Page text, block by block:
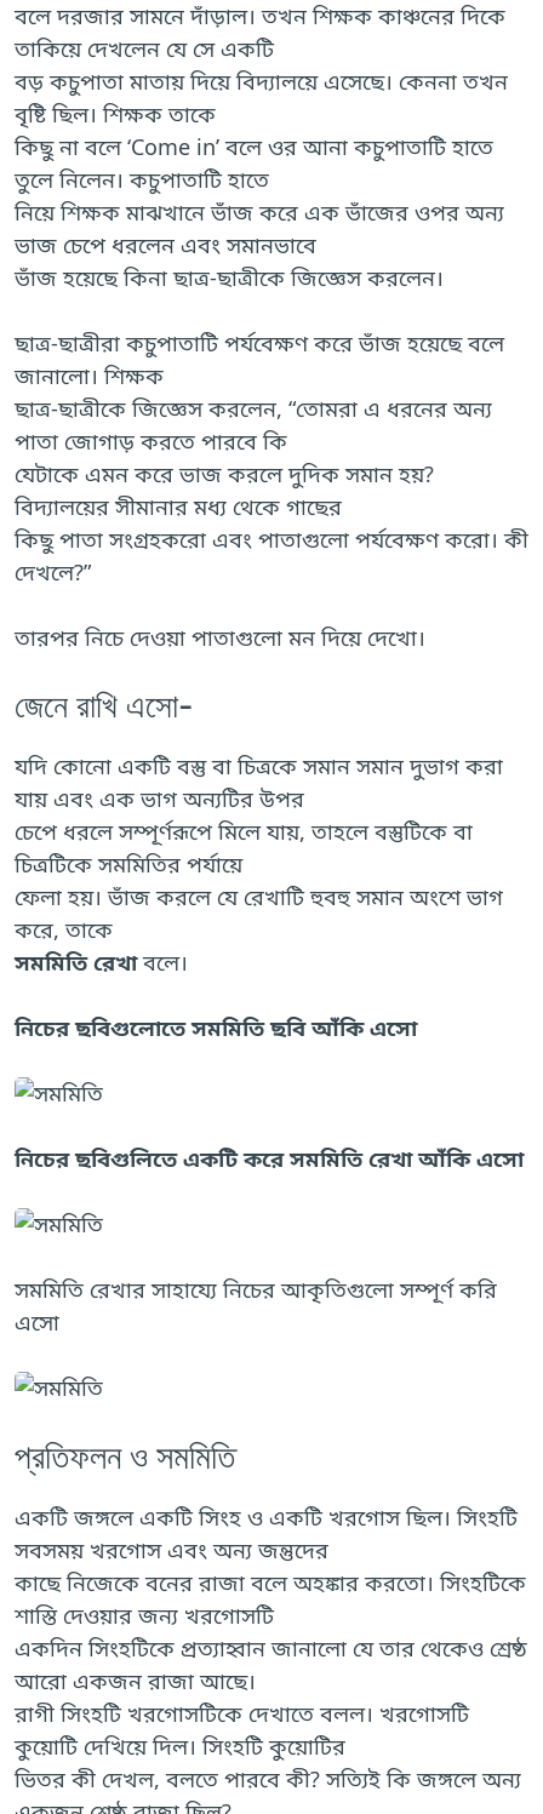
বলে দরজার সামনে দাঁড়াল। তখন শিক্ষক কাঞ্চনের দিকে
তাকিয়ে দেখলেন যে সে একটি
বড় কচুপাতা মাতায় দিয়ে বিদ্যালয়ে এসেছে। কেননা তখন
বৃষ্টি ছিল। শিক্ষক তাকে
কিছু না বলে ‘Come in’ বলে ওর আনা কচুপাতাটি হাতে
তুলে নিলেন। কচুপাতাটি হাতে
নিয়ে শিক্ষক মাঝখানে ভাঁজ করে এক ভাঁজের ওপর অন্য
ভাজ চেপে ধরলেন এবং সমানভাবে
ভাঁজ হয়েছে কিনা ছাত্র-ছাত্রীকে জিজ্ঞেস করলেন।
ছাত্র-ছাত্রীরা কচুপাতাটি পর্যবেক্ষণ করে ভাঁজ হয়েছে বলে
জানালো। শিক্ষক
ছাত্র-ছাত্রীকে জিজ্ঞেস করলেন, “তোমরা এ ধরনের অন্য
পাতা জোগাড় করতে পারবে কি
যেটাকে এমন করে ভাজ করলে দুদিক সমান হয়?
বিদ্যালয়ের সীমানার মধ্য থেকে গাছের
কিছু পাতা সংগ্রহকরো এবং পাতাগুলো পর্যবেক্ষণ করো। কী
দেখলে?”
তারপর নিচে দেওয়া পাতাগুলো মন দিয়ে দেখো।
জেনে রাখি এসো-
যদি কোনো একটি বস্তু বা চিত্রকে সমান সমান দুভাগ করা
যায় এবং এক ভাগ অন্যটির উপর
চেপে ধরলে সম্পূর্ণরূপে মিলে যায়, তাহলে বস্তুটিকে বা
চিত্রটিকে সমমিতির পর্যায়ে
ফেলা হয়। ভাঁজ করলে যে রেখাটি হুবহু সমান অংশে ভাগ
করে, তাকে
সমমিতি রেখাবলে।
নিচের ছবিগুলোতে সমমিতি ছবি আঁকি এসো
নিচের ছবিগুলিতে একটি করে সমমিতি রেখা আঁকি এসো
সমমিতি রেখার সাহায্যে নিচের আকৃতিগুলো সম্পূর্ণ করি
এসো
প্রতিফলন ও সমমিতি
একটি জঙ্গলে একটি সিংহ ও একটি খরগোস ছিল। সিংহটি
সবসময় খরগোস এবং অন্য জন্তুদের
কাছে নিজেকে বনের রাজা বলে অহঙ্কার করতো। সিংহটিকে
শাস্তি দেওয়ার জন্য খরগোসটি
একদিন সিংহটিকে প্রত্যাহ্বান জানালো যে তার থেকেও শ্রেষ্ঠ
আরো একজন রাজা আছে।
রাগী সিংহটি খরগোসটিকে দেখাতে বলল। খরগোসটি
কুয়োটি দেখিয়ে দিল। সিংহটি কুয়োটির
ভিতর কী দেখল, বলতে পারবে কী? সত্যিই কি জঙ্গলে অন্য